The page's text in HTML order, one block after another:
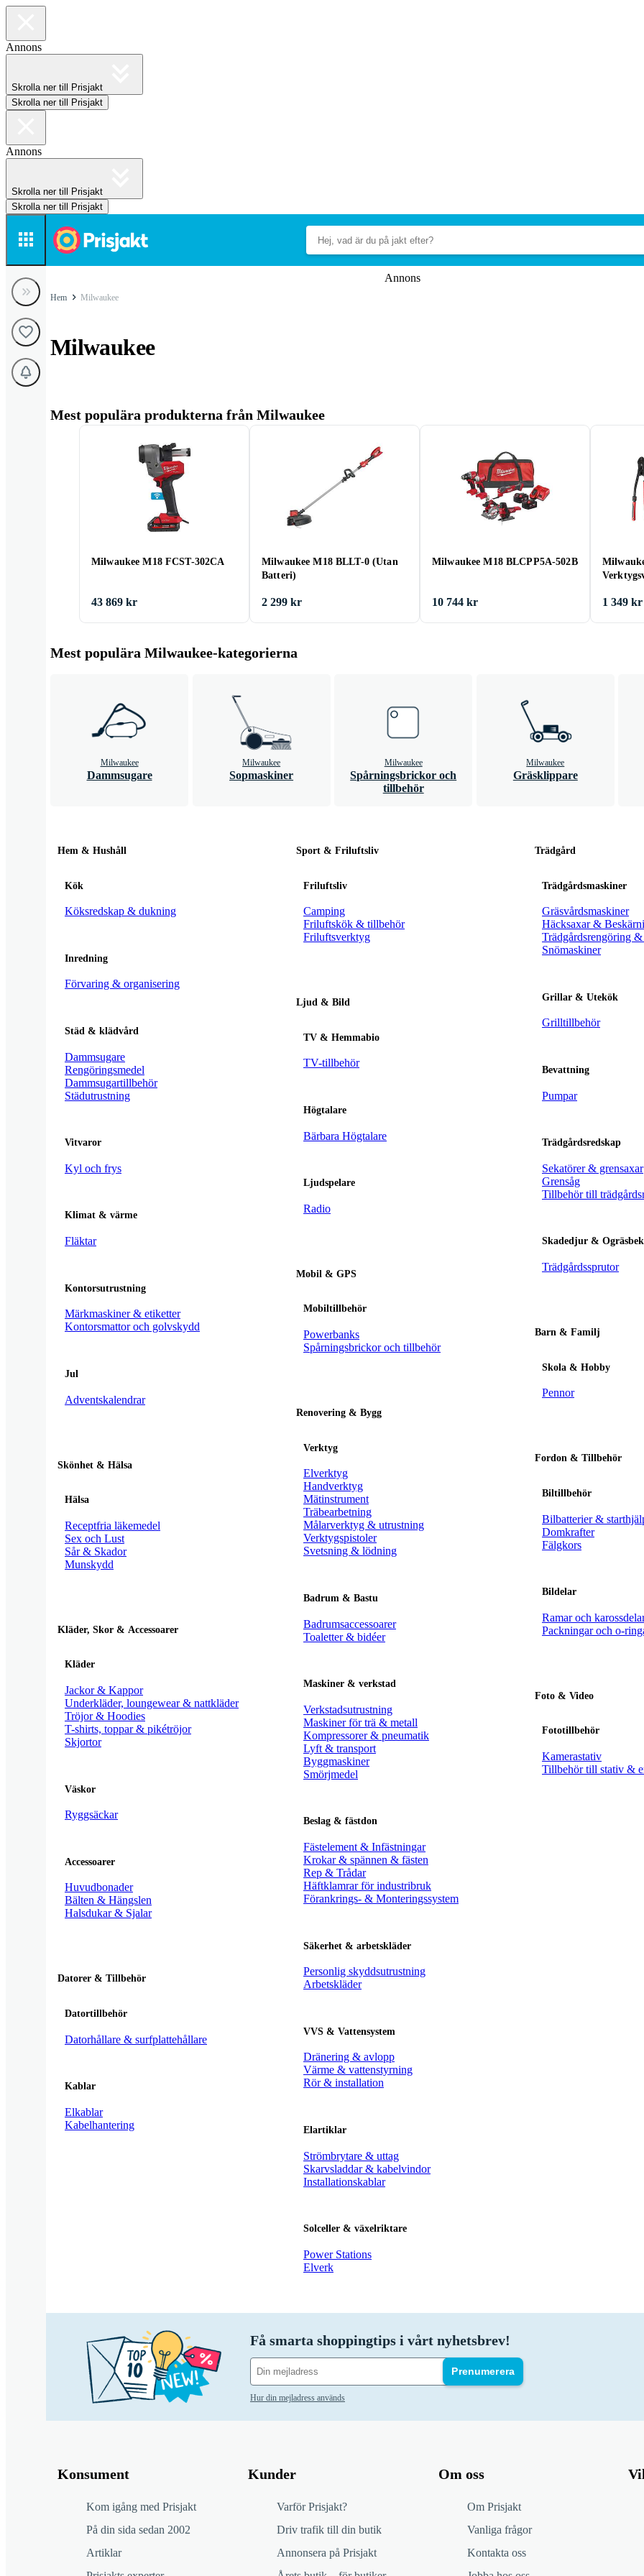
Annons
Skrolla ner till Prisjakt
Skrolla ner till Prisjakt
Annons
Skrolla ner till Prisjakt
Skrolla ner till Prisjakt
Annons
Hem Milwaukee
Milwaukee
Mest populära produkterna från Milwaukee
Milwaukee M18 FCST-302CA
43 869 kr
Milwaukee M18 BLLT-0 (Utan
Batteri)
2 299 kr
Milwaukee M18 BLCPP5A-502B
10 744 kr 1 349 kr
Mest populära Milwaukee-kategorierna
Milwaukee
Dammsugare
Milwaukee
Sopmaskiner
Milwaukee
Spårningsbrickor och
tillbehör
Milwaukee
Gräsklippare
Hem & Hushåll
Kök
Köksredskap & dukning
Inredning
Förvaring & organisering
Städ & klädvård
Dammsugare
Rengöringsmedel
Dammsugartillbehör
Städutrustning
Vitvaror
Kyl och frys
Klimat & värme
Fläktar
Kontorsutrustning
Märkmaskiner & etiketter
Kontorsmattor och golvskydd
Jul
Adventskalendrar
Skönhet & Hälsa
Hälsa
Receptfria läkemedel
Sex och Lust
Sår & Skador
Munskydd
Kläder, Skor & Accessoarer
Kläder
Jackor & Kappor
Underkläder, loungewear & nattkläder
Tröjor & Hoodies
T-shirts, toppar & pikétröjor
Skjortor
Väskor
Ryggsäckar
Accessoarer
Huvudbonader
Bälten & Hängslen
Halsdukar & Sjalar
Datorer & Tillbehör
Datortillbehör
Datorhållare & surfplattehållare
Kablar
Elkablar
Kabelhantering
Sport & Friluftsliv
Friluftsliv
Camping
Friluftskök & tillbehör
Friluftsverktyg
Ljud & Bild
TV & Hemmabio
TV-tillbehör
Högtalare
Bärbara Högtalare
Ljudspelare
Radio
Mobil & GPS
Mobiltillbehör
Powerbanks
Spårningsbrickor och tillbehör
Renovering & Bygg
Verktyg
Elverktyg
Handverktyg
Mätinstrument
Träbearbetning
Målarverktyg & utrustning
Verktygspistoler
Svetsning & lödning
Badrum & Bastu
Badrumsaccessoarer
Toaletter & bidéer
Maskiner & verkstad
Verkstadsutrustning
Maskiner för trä & metall
Kompressorer & pneumatik
Lyft & transport
Byggmaskiner
Smörjmedel
Beslag & fästdon
Fästelement & Infästningar
Krokar & spännen & fästen
Rep & Trådar
Häftklamrar för industribruk
Förankrings- & Monteringssystem
Säkerhet & arbetskläder
Personlig skyddsutrustning
Arbetskläder
VVS & Vattensystem
Dränering & avlopp
Värme & vattenstyrning
Rör & installation
Elartiklar
Strömbrytare & uttag
Skarvsladdar & kabelvindor
Installationskablar
Solceller & växelriktare
Power Stations
Elverk
Trädgård
Trädgårdsmaskiner
Gräsvårdsmaskiner
Häcksaxar &
Trädgårdsrengöring
Snömaskiner
Grillar & Utekök
Grilltillbehör
Bevattning
Pumpar
Trädgårdsredskap
Sekatörer & grensaxar
Grensåg
Tillbehör till
Skadedjur &
Trädgårdssprutor
Barn & Familj
Skola & Hobby
Pennor
Fordon & Tillbehör
Biltillbehör
Bilbatterier &
Domkrafter
Fälgkors
Bildelar
Ramar och
Packningar och o-
Foto & Video
Fototillbehör
Kamerastativ
Tillbehör till stativ &
Få smarta shoppingtips i vårt nyhetsbrev!
Prenumerera
Hur din mejladress används
Konsument
Kom igång med Prisjakt
På din sida sedan 2002
Artiklar
Kunder
Varför Prisjakt?
Driv trafik till din butik
Annonsera på Prisjakt
Om oss
Om Prisjakt
Vanliga frågor
Kontakta oss